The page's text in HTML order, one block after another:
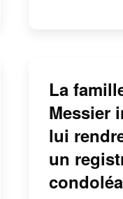
La
Messier
lui
un